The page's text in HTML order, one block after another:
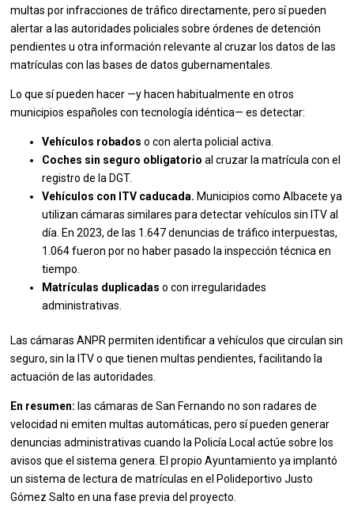
multas por infracciones de tráfico directamente, pero sí pueden
alertar a las autoridades policiales sobre órdenes de detención
pendientes u otra información relevante al cruzar los datos de las
matrículas con las bases de datos gubernamentales.
Lo que sí pueden hacer —y hacen habitualmente en otros
municipios españoles con tecnología idéntica— es detectar:
Vehículos robados o con alerta policial activa.
Coches sin seguro obligatorio al cruzar la matrícula con el
registro de la DGT.
Vehículos con ITV caducada. Municipios como Albacete ya
utilizan cámaras similares para detectar vehículos sin ITV al
día. En 2023, de las 1.647 denuncias de tráfico interpuestas,
1.064 fueron por no haber pasado la inspección técnica en
tiempo.
Matrículas duplicadas o con irregularidades
administrativas.
Las cámaras ANPR permiten identificar a vehículos que circulan sin
seguro, sin la ITV o que tienen multas pendientes, facilitando la
actuación de las autoridades.
En resumen: las cámaras de San Fernando no son radares de
velocidad ni emiten multas automáticas, pero sí pueden generar
denuncias administrativas cuando la Policía Local actúe sobre los
avisos que el sistema genera. El propio Ayuntamiento ya implantó
un sistema de lectura de matrículas en el Polideportivo Justo
Gómez Salto en una fase previa del proyecto.